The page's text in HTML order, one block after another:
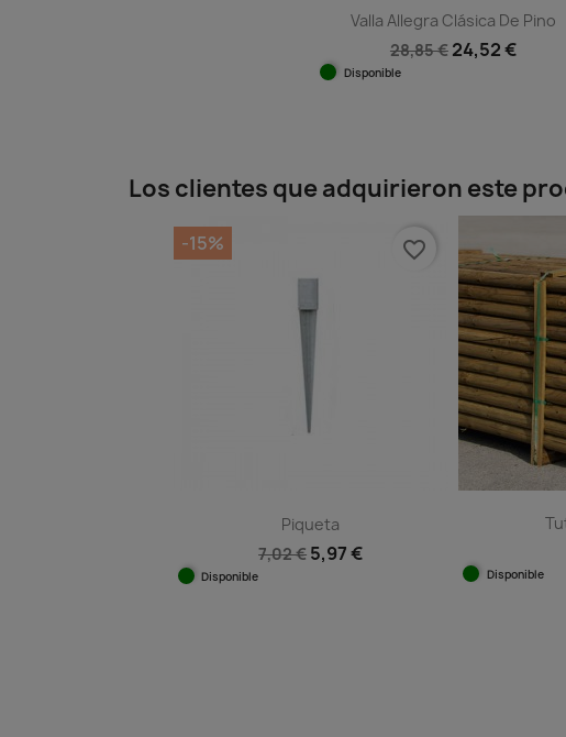
Valla Allegra Clásica De Pino
28,85 € 24,52 €
Disponible
Los clientes que adquirieron este
Piqueta
7,02 € 5,97 €
Disponible
-15% favorite_border
Disponible